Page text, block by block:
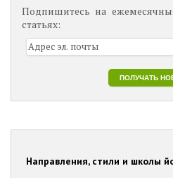
Подпишитесь на
статьях:
Направления, стили и школы